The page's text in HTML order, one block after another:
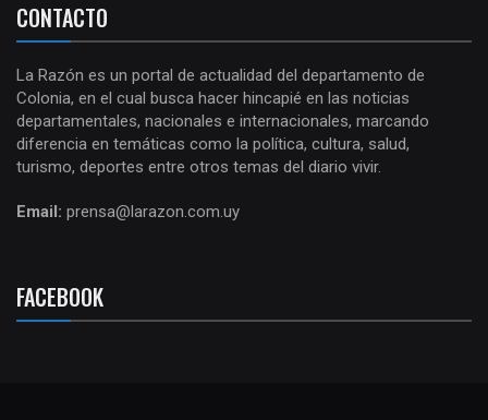
CONTACTO
La Razón es un portal de actualidad del departamento de
Colonia, en el cual busca hacer hincapié en las noticias
departamentales, nacionales e internacionales, marcando
diferencia en temáticas como la política, cultura, salud,
turismo, deportes entre otros temas del diario vivir.
Email: prensa@larazon.com.uy
FACEBOOK